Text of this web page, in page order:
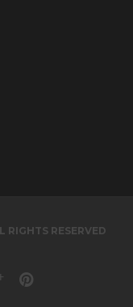
RESERVED
Google+